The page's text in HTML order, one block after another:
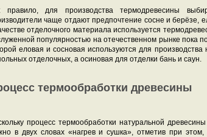
правило, для производства термодревесины
чаще отдают предпочтение сосне и берёзе,
отделочного материала используется
популярностью на отечественном рынке пока
еловая и сосновая используются для
отделочных, а осиновая для отделки бань и саун.
термообработки древесины
процесс термообработки натуральной
в двух словах «нагрев и сушка», отметив при этом,